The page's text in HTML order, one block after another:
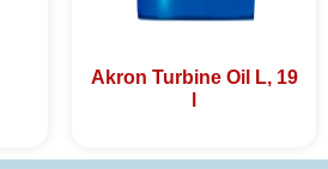
Akron Turbine Oil L, 19